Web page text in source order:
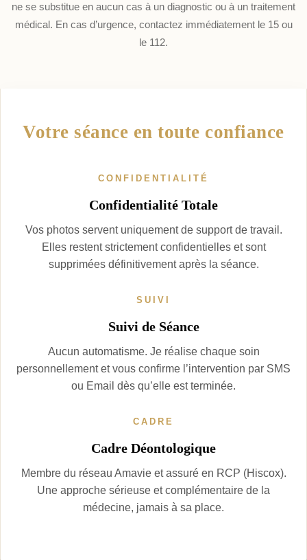
ne se substitue en aucun cas à un diagnostic ou à un traitement
médical. En cas d’urgence, contactez immédiatement le 15 ou
le 112.
Votre séance en toute confiance
CONFIDENTIALITÉ
Confidentialité Totale
Vos photos servent uniquement de support de travail.
Elles restent strictement confidentielles et sont
supprimées définitivement après la séance.
SUIVI
Suivi de Séance
Aucun automatisme. Je réalise chaque soin
personnellement et vous confirme l’intervention par SMS
ou Email dès qu’elle est terminée.
CADRE
Cadre Déontologique
Membre du réseau Amavie et assuré en RCP (Hiscox).
Une approche sérieuse et complémentaire de la
médecine, jamais à sa place.